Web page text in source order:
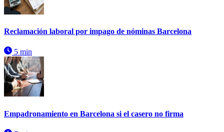
Reclamación laboral por impago de nóminas Barcelona
5 min
Empadronamiento en Barcelona si el casero no firma